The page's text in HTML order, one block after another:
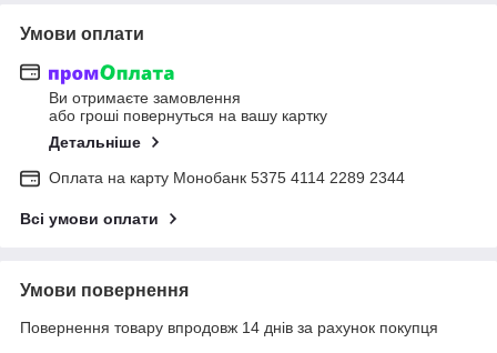
Умови оплати
Ви отримаєте замовлення
або гроші повернуться на вашу картку
Детальніше
Оплата на карту Монобанк 5375 4114 2289 2344
Всі умови оплати
Умови повернення
Повернення товару впродовж 14 днів за рахунок покупця